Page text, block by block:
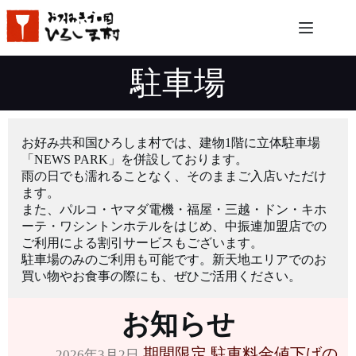
コ
ン
テ
ン
駐車場
お好み共和国ひろしま村では、建物1階に立体駐車場
「NEWS PARK」を併設しております。
雨の日でも濡れることなく、そのままご入店いただけ
ます。
また、パルコ・ヤマダ電機・福屋・三越・ドン・キホ
ーテ・ワシントンホテルをはじめ、中振連加盟店での
ご利用による割引サービスもございます。
駐車場のみのご利用も可能です。新天地エリアでのお
買い物やお食事の際にも、ぜひご活用ください。
お知らせ